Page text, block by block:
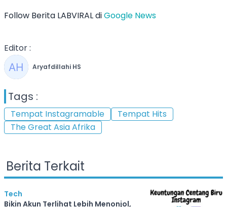
Follow Berita LABVIRAL diGoogle News
Editor :
Aryafdillahi HS
Tags :
Tempat Instagramable
Tempat Hits
The Great Asia Afrika
Berita Terkait
Tech
Bikin Akun Terlihat Lebih Menonjol,